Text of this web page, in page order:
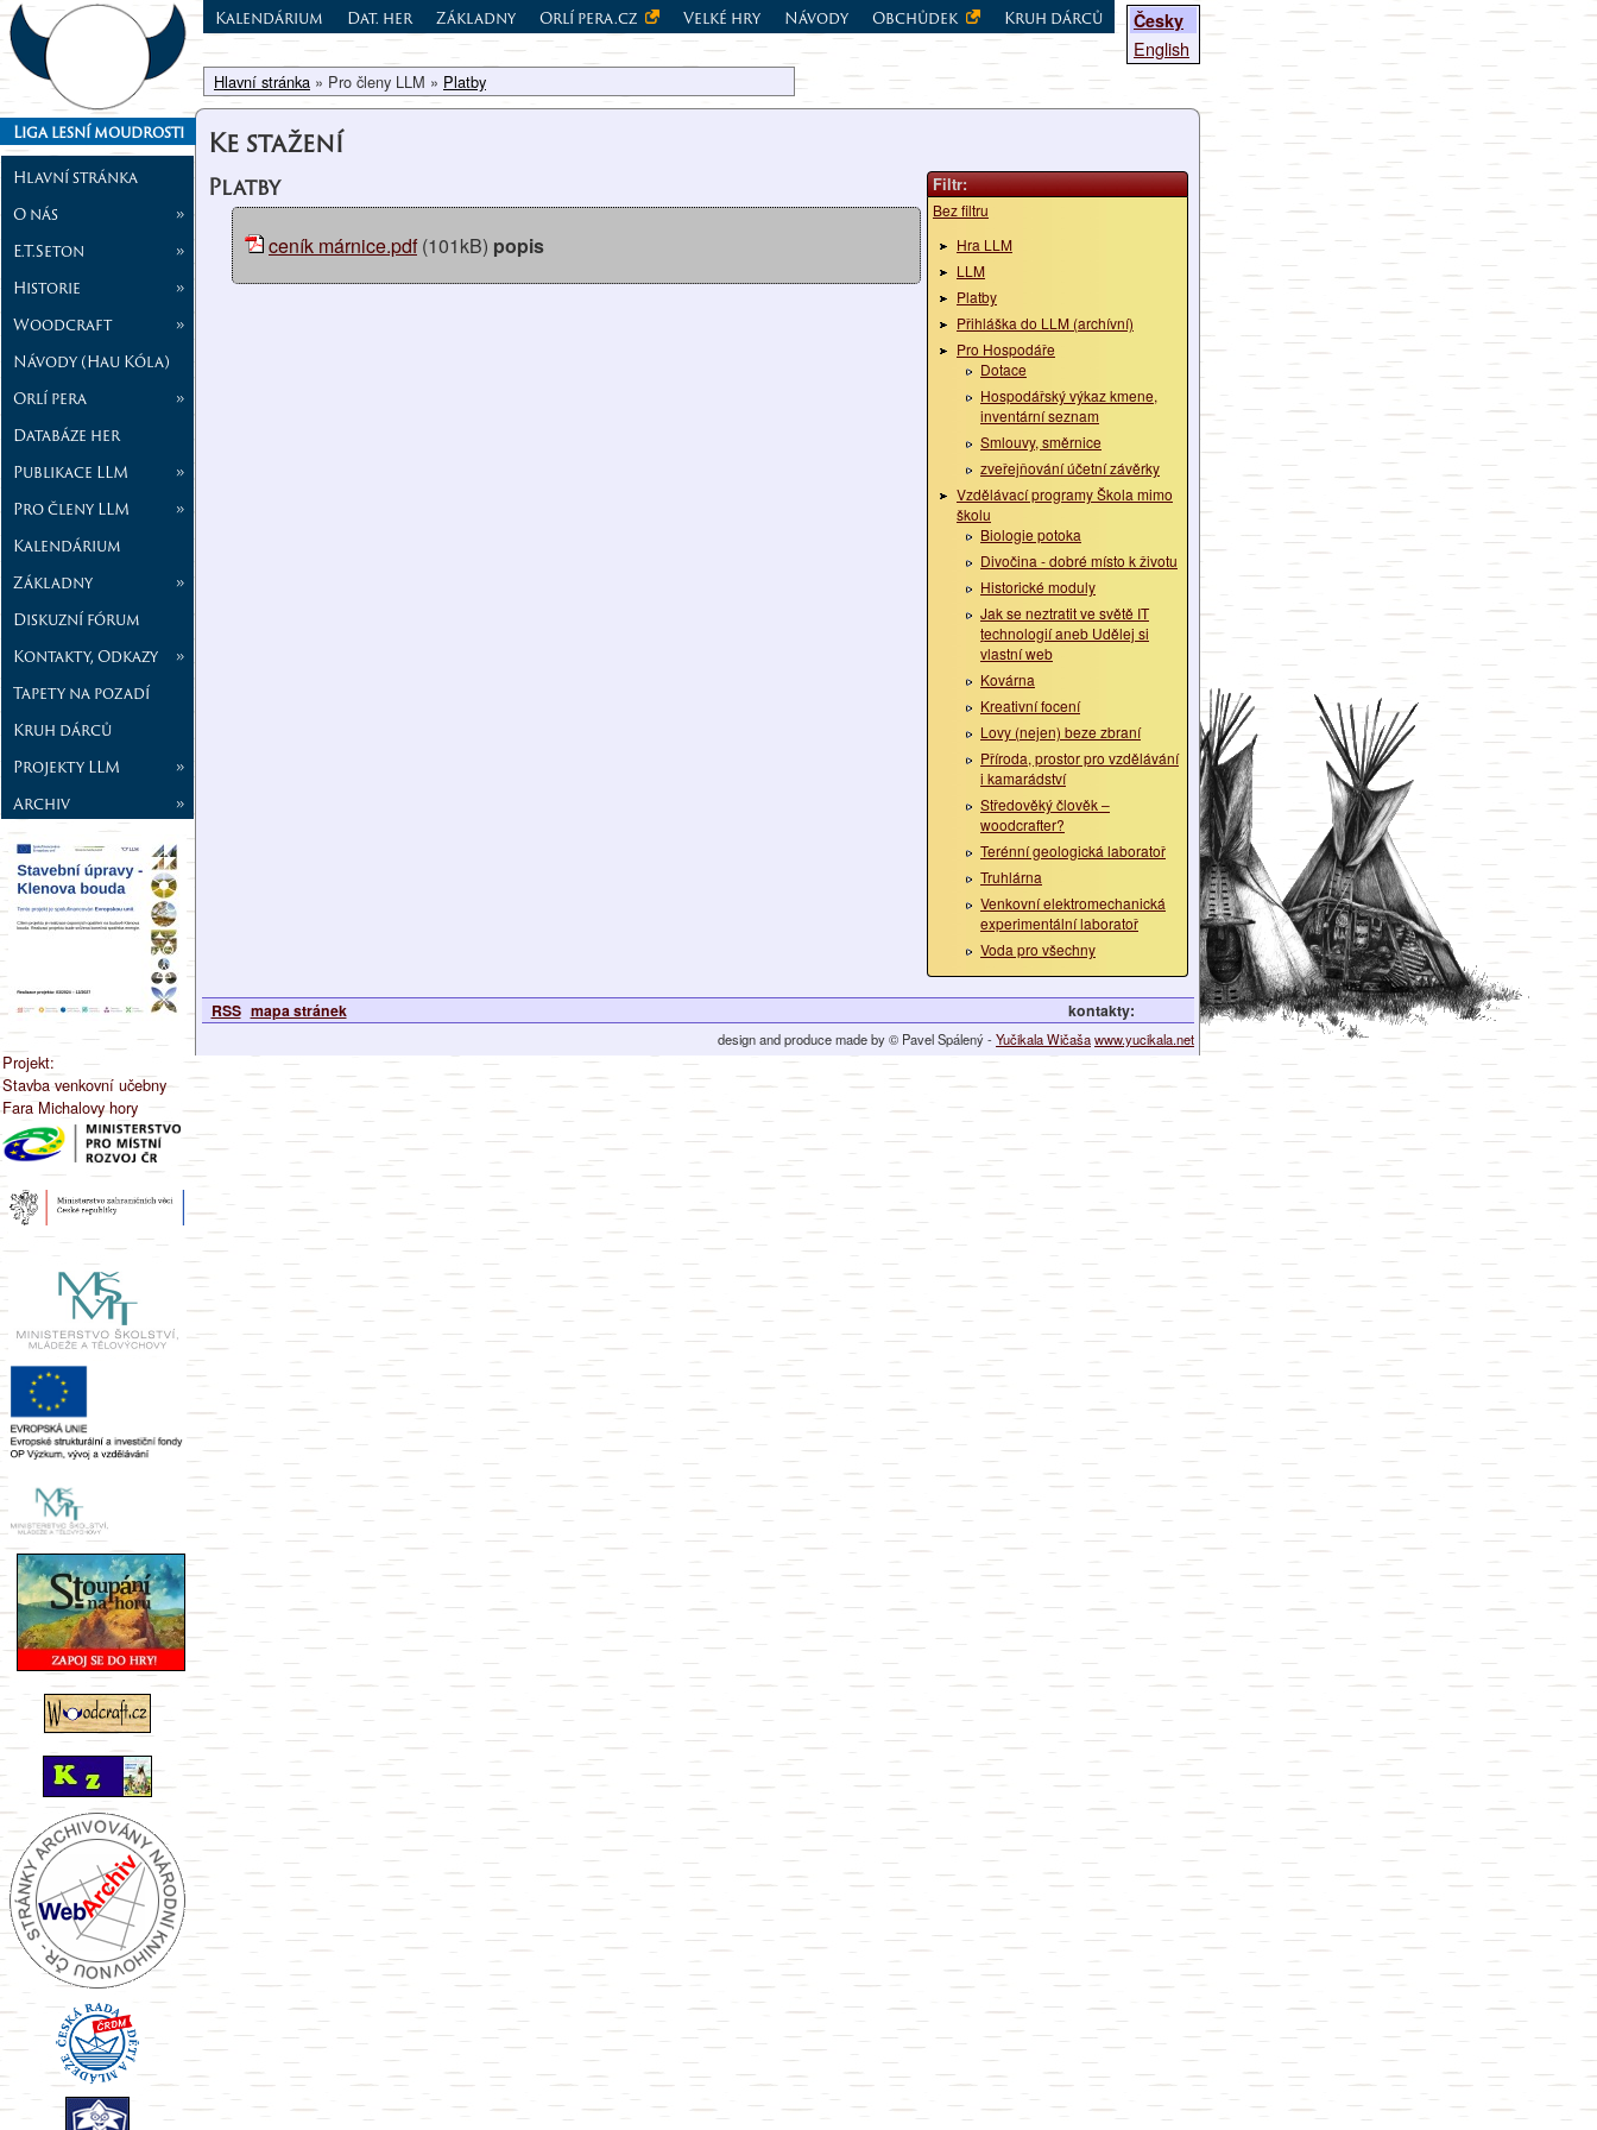
Liga lesní moudrosti
Hlavní stránka
O nás
»
E.T.Seton
»
Historie
»
Woodcraft
»
Návody (Hau Kóla)
Orlí pera
»
Databáze her
Publikace LLM
»
Pro členy LLM
»
Kalendárium
Základny
»
Diskuzní fórum
Kontakty, Odkazy
»
Tapety na pozadí
Kruh dárců
Projekty LLM
»
Archiv
»
Projekt:
Stavba venkovní učebny
Fara Michalovy hory
Česky
English
Kalendárium Dat. her Základny Orlí pera.cz Velké hry Návody Obchůdek Kruh dárců
Hlavní stránka » Pro členy LLM » Platby
Ke stažení
Filtr:
Bez filtru
Hra LLM
LLM
Platby
Přihláška do LLM (archívní)
Pro Hospodáře
Dotace
Hospodářský výkaz kmene,
inventární seznam
Smlouvy, směrnice
zveřejňování účetní závěrky
Vzdělávací programy Škola mimo
školu
Biologie potoka
Divočina - dobré místo k životu
Historické moduly
Jak se neztratit ve světě IT
technologií aneb Udělej si
vlastní web
Kovárna
Kreativní focení
Lovy (nejen) beze zbraní
Příroda, prostor pro vzdělávání
i kamarádství
Středověký člověk –
woodcrafter?
Terénní geologická laboratoř
Truhlárna
Venkovní elektromechanická
experimentální laboratoř
Voda pro všechny
Platby
ceník márnice.pdf(101kB) popis
RSS mapa stránek kontakty:
design and produce made by © Pavel Spálený -Yučikala Wičašawww.yucikala.net